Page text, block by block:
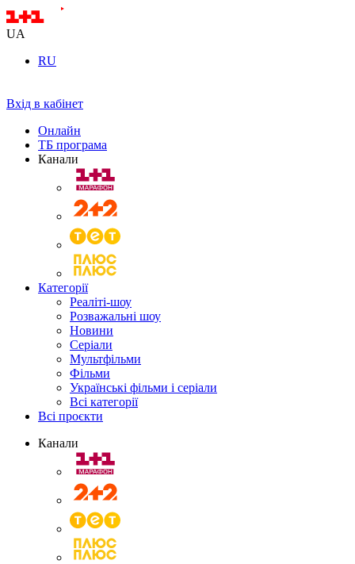
UA
RU
Вхід в кабінет
Онлайн
ТБ програма
Канали
Категорії
Реаліті-шоу
Розважальні шоу
Новини
Серіали
Мультфільми
Фільми
Українські фільми і серіали
Всі категорії
Всі проєкти
Канали